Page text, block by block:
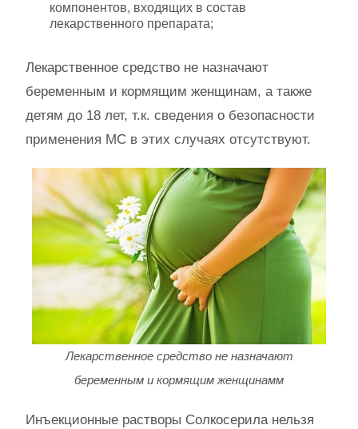
компонентов, входящих в состав
лекарственного препарата;
Лекарственное средство не назначают
беременным и кормящим женщинам, а также
детям до 18 лет, т.к. сведения о безопасности
применения МС в этих случаях отсутствуют.
Лекарственное средство не назначают
беременным и кормящим женщинамм
Инъекционные растворы Солкосерила нельзя